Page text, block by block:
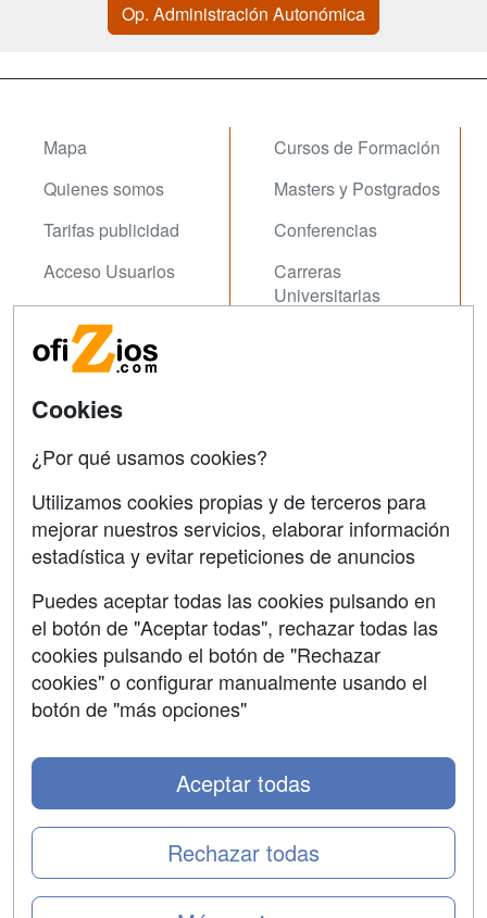
Op. Administración Autonómica
Mapa
Quienes somos
Tarifas publicidad
Acceso Usuarios
Acceso Centros
Cursos de Formación
Masters y Postgrados
Conferencias
Carreras
Universitarias
Contactar
Copyleft
Grupo formazion:
Copyright 2000-2026 Formazion Web, S.L. - Calle
Cookies
¿Por qué usamos cookies?
Utilizamos cookies propias y de terceros para
mejorar nuestros servicios, elaborar información
estadística y evitar repeticiones de anuncios
Puedes aceptar todas las cookies pulsando en
el botón de "Aceptar todas", rechazar todas las
cookies pulsando el botón de "Rechazar
cookies" o configurar manualmente usando el
botón de "más opciones"
Rechazar todas
Aceptar todas